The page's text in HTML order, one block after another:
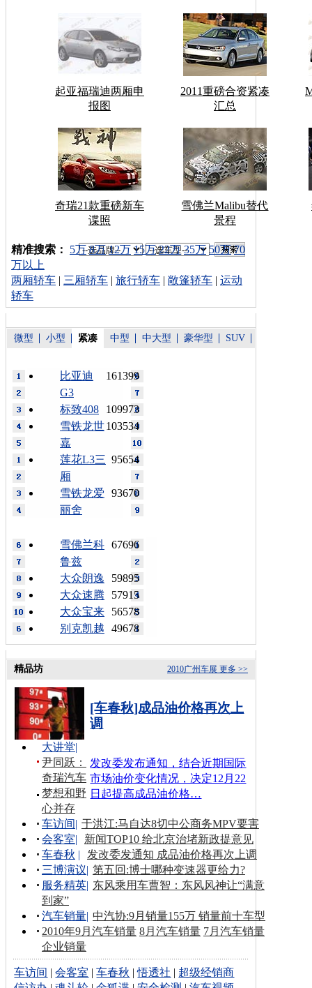
起亚福瑞迪两厢申
报图
2011重磅合资紧凑
汇总
奇瑞21款重磅新车
谍照
雪佛兰Malibu替代
景程
车型搜索：
精准搜索： 5万 8万 12万 15万 22万 35万 50万 70
万以上
两厢轿车 | 三厢轿车 | 旅行轿车 | 敞篷轿车 | 运动
轿车
微型 小型 紧凑 中型 中大型 豪华型 SUV
161399
比亚迪
G3
109973
标致408
103534
雪铁龙世
嘉
95654
莲花L3三
厢
93670
雪铁龙爱
丽舍
67696
雪佛兰科
鲁兹
59895
大众朗逸
57915
大众速腾
56578
大众宝来
49678
别克凯越
更多 >>
2010广州车展
精品坊
[车春秋]成品油价格再次上
调
发改委发布通知，结合近期国际
市场油价变化情况，决定12月22
日起提高成品油价格…
大讲堂|
尹同跃：
奇瑞汽车
梦想和野
心并存
车访间| 于洪江:马自达8切中公商务MPV要害
会客室|
新闻TOP10 给北京治堵新政提意见
车春秋 |
发改委发通知 成品油价格再次上调
三博演议| 第五回:博士哪种变速器更给力?
服务精英| 东风乘用车曹智：东风风神让“满意
到家”
汽车销量| 中汽协:9月销量155万 销量前十车型
2010年9月汽车销量 8月汽车销量 7月汽车销量
企业销量
车访间 |会客室 |车春秋 |悟透社 | 超级经销商